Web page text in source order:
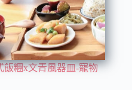
飯糰x文青風器皿-寵物